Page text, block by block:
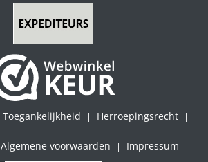
Toegankelijkheid | Herroepingsrecht |
Algemene voorwaarden | Impressum |